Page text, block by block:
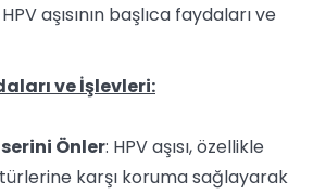
aşısının başlıca faydaları ve
ve İşlevleri:
Önler: HPV aşısı, özellikle
türlerine karşı koruma sağlayarak